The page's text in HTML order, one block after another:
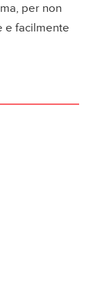
per non
e facilmente